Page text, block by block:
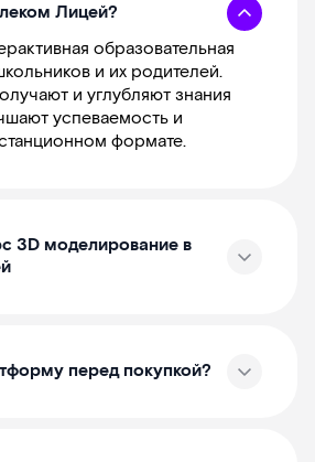
Лицей?
образовательная
и их родителей.
и углубляют знания
успеваемость и
формате.
3D моделирование в
перед покупкой?